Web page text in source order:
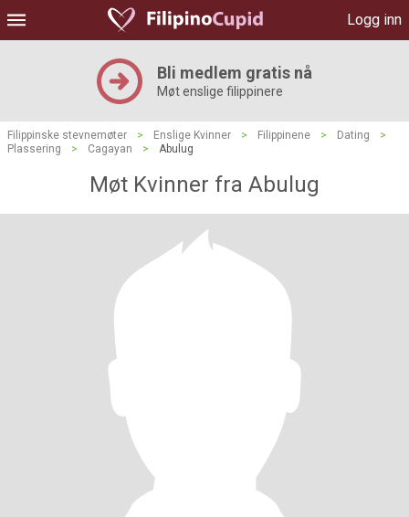
Logg inn
Bli medlem gratis nå
Møt enslige filippinere
Filippinske stevnemøter > Enslige Kvinner > Filippinene > Dating
>
Plassering
> Cagayan > Abulug
Møt Kvinner fra Abulug